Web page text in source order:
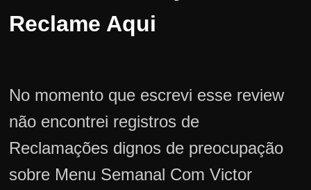
Reclame Aqui
No momento que escrevi esse review
não encontrei registros de
Reclamações dignos de preocupação
sobre Menu Semanal Com Victor